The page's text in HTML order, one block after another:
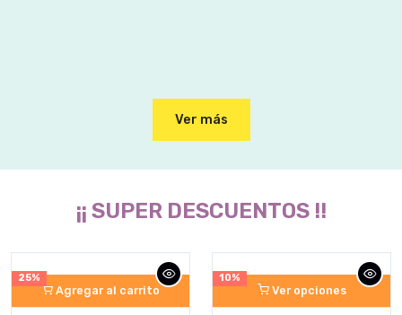
Ver más
¡¡ SUPER DESCUENTOS !!
25%
Agregar al carrito
10%
Ver opciones